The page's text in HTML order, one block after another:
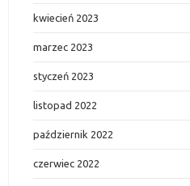
kwiecień 2023
marzec 2023
styczeń 2023
listopad 2022
październik 2022
czerwiec 2022